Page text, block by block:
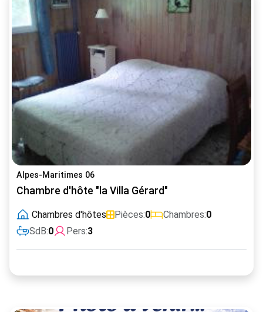
Alpes-Maritimes 06
Chambre d'hôte "la Villa Gérard"
Chambres d'hôtes Pièces:0 Chambres:0
SdB:0 Pers:3